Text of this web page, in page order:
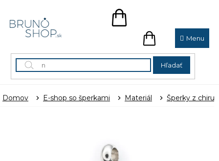
obsah
Hľadať
NÁKUPNÝ
NÁKUPNÝ
KOŠÍK
Domov E-shop so šperkami Materiál Šperky z